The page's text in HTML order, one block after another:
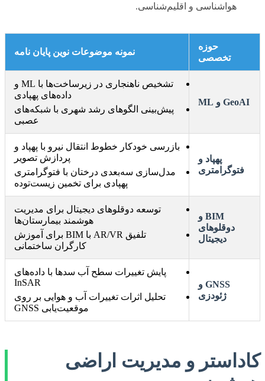
هواشناسی و اقلیم‌شناسی.
حوزه
تخصصی
نمونه موضوعات نوین پایان نامه
GeoAI و ML
تشخیص ناهنجاری در زیرساخت‌ها با ML و
داده‌های پهپادی
پیش‌بینی الگوهای رشد شهری با شبکه‌های
عصبی
پهپاد و
فتوگرامتری
بازرسی خودکار خطوط انتقال نیرو با پهپاد و
پردازش تصویر
مدل‌سازی سه‌بعدی درختان با فتوگرامتری
پهپادی برای تخمین زیست‌توده
BIM و
دوقلوهای
دیجیتال
توسعه دوقلوهای دیجیتال برای مدیریت
هوشمند بیمارستان‌ها
تلفیق AR/VR با BIM برای آموزش
کارگران ساختمانی
GNSS و
ژئودزی
پایش تغییرات سطح آب سدها با داده‌های
InSAR
تحلیل اثرات تغییرات آب و هوایی بر روی
موقعیت‌یابی GNSS
کاداستر و مدیریت اراضی